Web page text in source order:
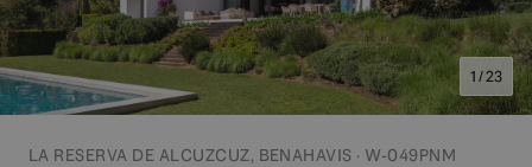
1 / 23
LA RESERVA DE ALCUZCUZ, BENAHAVIS · W-049PNM